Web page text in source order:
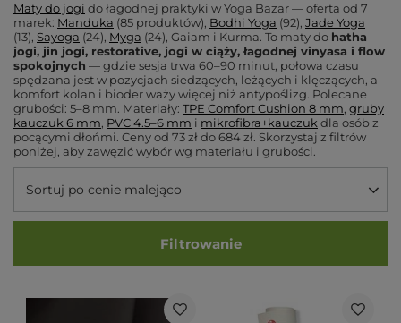
Maty do jogi do łagodnej praktyki w Yoga Bazar — oferta od 7
marek: Manduka (85 produktów), Bodhi Yoga (92), Jade Yoga
(13), Sayoga (24), Myga (24), Gaiam i Kurma. To maty do hatha
jogi, jin jogi, restorative, jogi w ciąży, łagodnej vinyasa i flow
spokojnych — gdzie sesja trwa 60–90 minut, połowa czasu
spędzana jest w pozycjach siedzących, leżących i klęczących, a
komfort kolan i bioder waży więcej niż antypoślizg. Polecane
grubości: 5–8 mm. Materiały: TPE Comfort Cushion 8 mm, gruby
kauczuk 6 mm, PVC 4.5–6 mm i mikrofibra+kauczuk dla osób z
pocącymi dłońmi. Ceny od 73 zł do 684 zł. Skorzystaj z filtrów
poniżej, aby zawęzić wybór wg materiału i grubości.
Sortuj po cenie malejąco
Filtrowanie